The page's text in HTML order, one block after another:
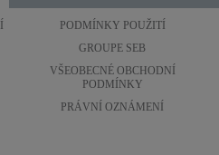
PODMÍNKY POUŽITÍ
GROUPE SEB
VŠEOBECNÉ OBCHODNÍ
PODMÍNKY
PRÁVNÍ OZNÁMENÍ